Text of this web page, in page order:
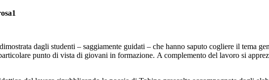
dagli studenti – saggiamente guidati – che hanno saputo cogliere il tema
punto di vista di giovani in formazione. A complemento del lavoro si